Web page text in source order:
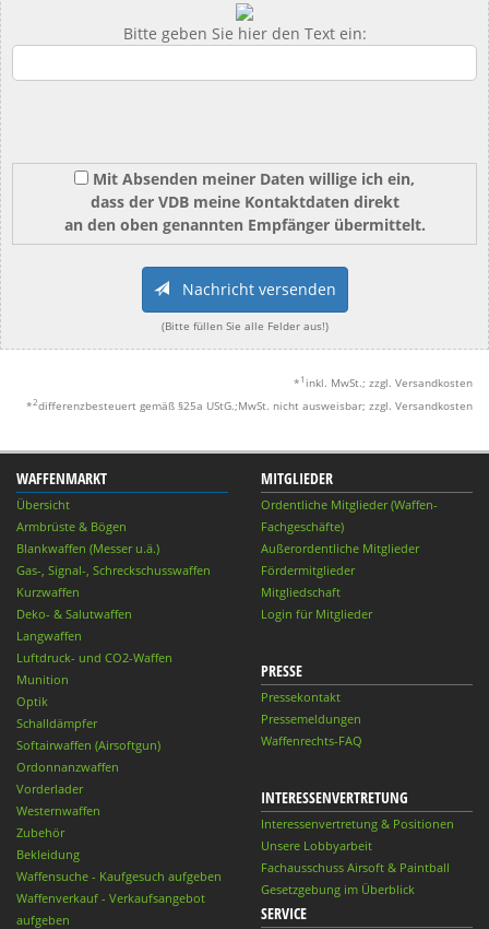
Bitte geben Sie hier den Text ein:
Mit Absenden meiner Daten willige ich ein,
dass der VDB meine Kontaktdaten direkt
an den oben genannten Empfänger übermittelt.
Nachricht versenden
(Bitte füllen Sie alle Felder aus!)
* 1 inkl. MwSt.; zzgl. Versandkosten
*2differenzbesteuert gemäß §25a UStG.;MwSt. nicht ausweisbar; zzgl. Versandkosten
WAFFENMARKT
Übersicht
Armbrüste & Bögen
Blankwaffen (Messer u.ä.)
Gas-, Signal-, Schreckschusswaffen
Kurzwaffen
Deko- & Salutwaffen
Langwaffen
Luftdruck- und CO2-Waffen
Munition
Optik
Schalldämpfer
Softairwaffen (Airsoftgun)
Ordonnanzwaffen
Vorderlader
Westernwaffen
Zubehör
Bekleidung
Waffensuche - Kaufgesuch aufgeben
Waffenverkauf - Verkaufsangebot
aufgeben
MITGLIEDER
Ordentliche Mitglieder (Waffen-
Fachgeschäfte)
Außerordentliche Mitglieder
Fördermitglieder
Mitgliedschaft
Login für Mitglieder
PRESSE
Pressekontakt
Pressemeldungen
Waffenrechts-FAQ
INTERESSENVERTRETUNG
Interessenvertretung & Positionen
Unsere Lobbyarbeit
Fachausschuss Airsoft & Paintball
Gesetzgebung im Überblick
SERVICE